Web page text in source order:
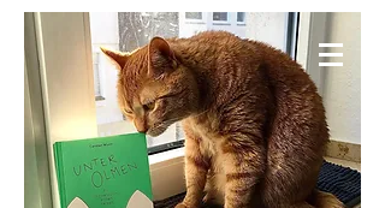
KNIESELS WELT